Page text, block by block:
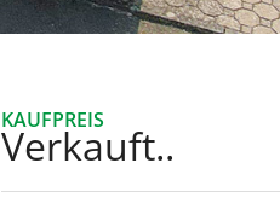
KAUFPREIS
Verkauft..